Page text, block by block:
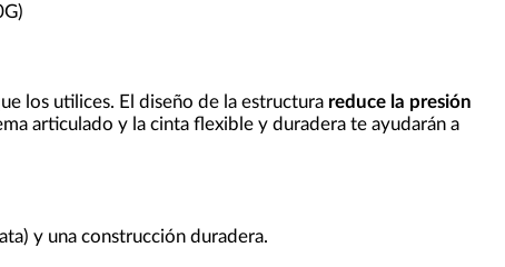
los utilices. El diseño de la estructura reduce la presión
articulado y la cinta flexible y duradera te ayudarán a
y una construcción duradera.